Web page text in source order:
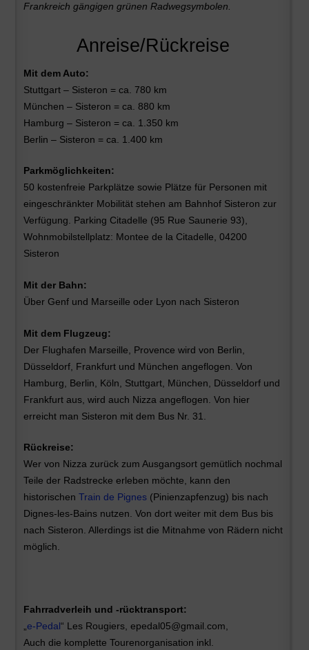
Frankreich gängigen grünen Radwegsymbolen.
Anreise/Rückreise
Mit dem Auto:
Stuttgart – Sisteron = ca. 780 km
München – Sisteron = ca. 880 km
Hamburg – Sisteron = ca. 1.350 km
Berlin – Sisteron = ca. 1.400 km
Parkmöglichkeiten:
50 kostenfreie Parkplätze sowie Plätze für Personen mit
eingeschränkter Mobilität stehen am Bahnhof Sisteron zur
Verfügung. Parking Citadelle (95 Rue Saunerie 93),
Wohnmobilstellplatz: Montee de la Citadelle, 04200
Sisteron
Mit der Bahn:
Über Genf und Marseille oder Lyon nach Sisteron
Mit dem Flugzeug:
Der Flughafen Marseille, Provence wird von Berlin,
Düsseldorf, Frankfurt und München angeflogen. Von
Hamburg, Berlin, Köln, Stuttgart, München, Düsseldorf und
Frankfurt aus, wird auch Nizza angeflogen. Von hier
erreicht man Sisteron mit dem Bus Nr. 31.
Rückreise:
Wer von Nizza zurück zum Ausgangsort gemütlich nochmal
Teile der Radstrecke erleben möchte, kann den
historischen Train de Pignes(Pinienzapfenzug) bis nach
Dignes-les-Bains nutzen. Von dort weiter mit dem Bus bis
nach Sisteron. Allerdings ist die Mitnahme von Rädern nicht
möglich.
Fahrradverleih und -rücktransport:
„e-Pedal“ Les Rougiers, epedal05@gmail.com,
Auch die komplette Tourenorganisation inkl.